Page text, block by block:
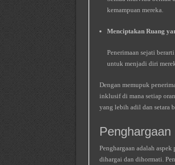
kemampuan mereka.
Menciptakan Ruang
Penerimaan sejati
untuk menjadi diri
Dengan memupuk
inklusif di mana setiap
yang lebih adil dan setara
Penghargaan
Penghargaan adalah
dihargai dan dihormati.